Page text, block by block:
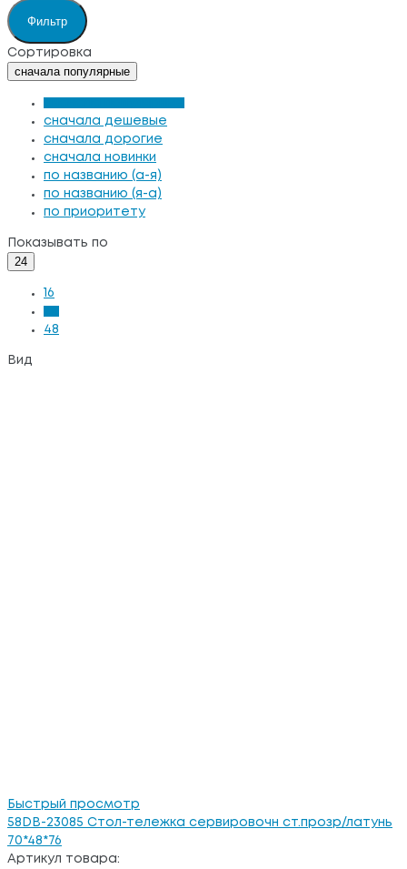
Фильтр
Сортировка
сначала популярные
сначала дешевые
сначала дорогие
сначала новинки
по названию (а-я)
по названию (я-а)
по приоритету
Показывать по
24
16
48
Вид
Быстрый просмотр
58DB-23085 Стол-тележка сервировочн ст.прозр/латунь
70*48*76
Артикул товара: